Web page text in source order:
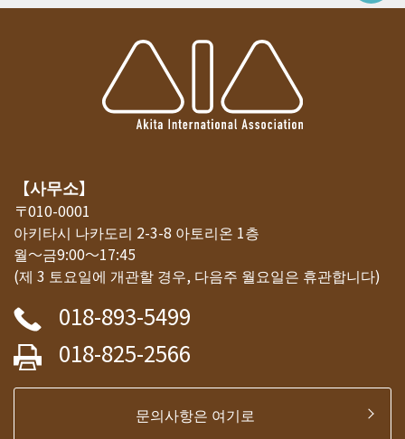
【사무소】
〒010-0001
아키타시 나카도리 2-3-8 아토리온 1층
월～금9:00～17:45
(제 3 토요일에 개관할 경우, 다음주 월요일은 휴관합니다)
018-893-5499
018-825-2566
문의사항은 여기로